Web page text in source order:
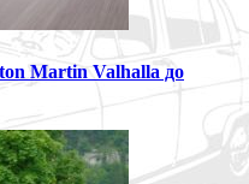
Martin Valhalla до